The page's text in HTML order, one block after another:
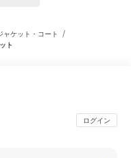
ャケット・コート /
ト
ログイン